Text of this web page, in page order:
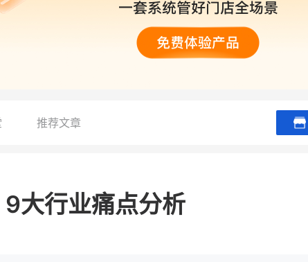
推荐文章
大行业痛点分析
贝易品牌
200 万
200